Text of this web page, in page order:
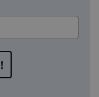
inbreuk